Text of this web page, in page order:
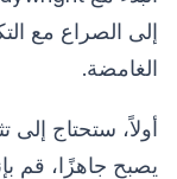
إلى الصراع مع
الغامضة.
يصبح جاهزًا، قم